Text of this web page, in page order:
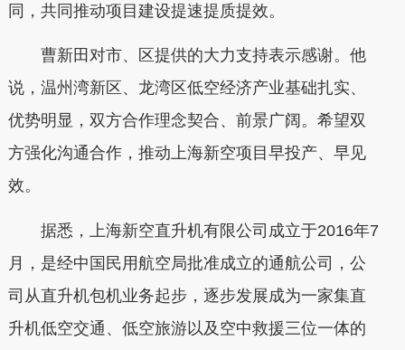
同，共同推动项目建设提速提质提效。
曹新田对市、区提供的大力支持表示感谢。他
说，温州湾新区、龙湾区低空经济产业基础扎实、
优势明显，双方合作理念契合、前景广阔。希望双
方强化沟通合作，推动上海新空项目早投产、早见
效。
据悉，上海新空直升机有限公司成立于2016年7
月，是经中国民用航空局批准成立的通航公司，公
司从直升机包机业务起步，逐步发展成为一家集直
升机低空交通、低空旅游以及空中救援三位一体的